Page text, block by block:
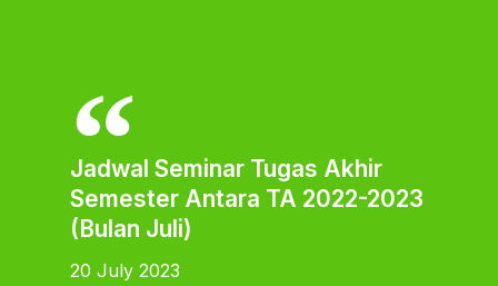
Jadwal Seminar Tugas Akhir
Semester Antara TA 2022-2023
(Bulan Juli)
20 July 2023